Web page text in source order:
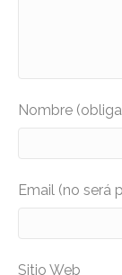
Nombre
Email (no será
Sitio Web